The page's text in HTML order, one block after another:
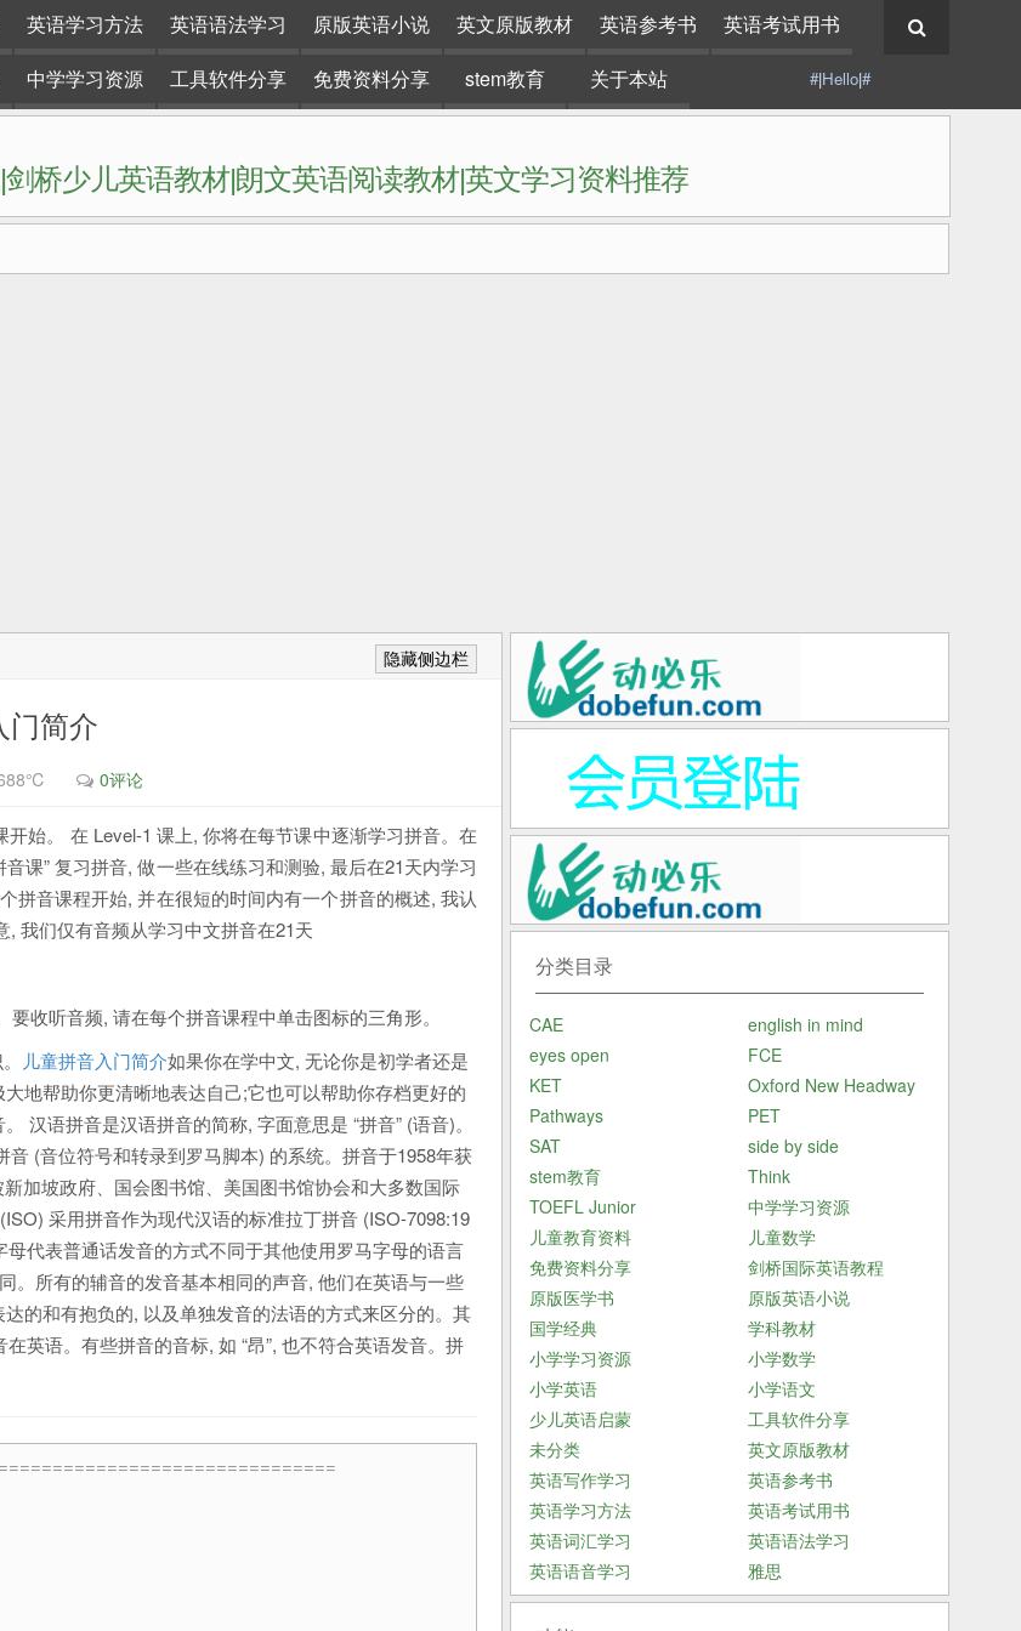
英语学习方法 英语语法学习 原版英语小说 英文原版教材 英语参考书
英语考试用书
中学学习资源 工具软件分享 免费资料分享 stem教育 关于本站 #|Hello|#
桥少儿英语教材|朗文英语阅读教材|英文学习资料推荐
隐藏侧边栏
门简介
0评论
始。 在 Level-1 课上, 你将在每节课中逐渐学习拼音。在
课” 复习拼音, 做一些在线练习和测验, 最后在21天内学习
拼音课程开始, 并在很短的时间内有一个拼音的概述, 我认
我们仅有音频从学习中文拼音在21天
收听音频, 请在每个拼音课程中单击图标的三角形。
儿童拼音入门简介如果你在学中文, 无论你是初学者还是
地帮助你更清晰地表达自己;它也可以帮助你存档更好的
汉语拼音是汉语拼音的简称, 字面意思是 “拼音” (语音)。
音 (音位符号和转录到罗马脚本) 的系统。拼音于1958年获
加坡政府、国会图书馆、美国图书馆协会和大多数国际
采用拼音作为现代汉语的标准拉丁拼音 (ISO-7098:19
代表普通话发音的方式不同于其他使用罗马字母的语言
。所有的辅音的发音基本相同的声音, 他们在英语与一些
的和有抱负的, 以及单独发音的法语的方式来区分的。其
在英语。有些拼音的音标, 如 “昂”, 也不符合英语发音。拼
分类目录
CAE
english in mind
eyes open
FCE
KET
Oxford New Headway
Pathways
PET
SAT
side by side
stem教育
Think
TOEFL Junior
中学学习资源
儿童教育资料
儿童数学
免费资料分享
剑桥国际英语教程
原版医学书
原版英语小说
国学经典
学科教材
小学学习资源
小学数学
小学英语
小学语文
少儿英语启蒙
工具软件分享
未分类
英文原版教材
英语写作学习
英语参考书
英语学习方法
英语考试用书
英语词汇学习
英语语法学习
英语语音学习
雅思